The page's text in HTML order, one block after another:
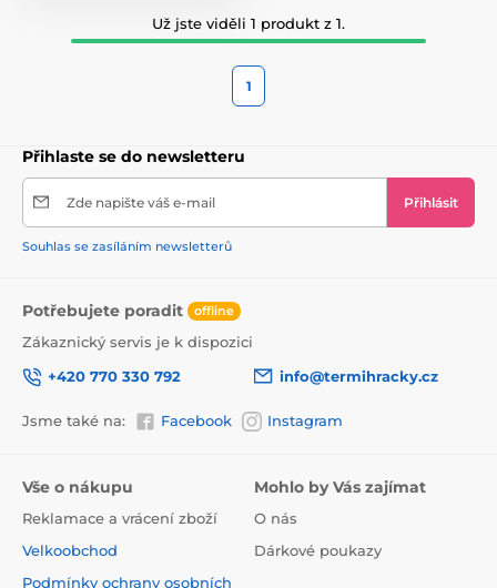
Už jste viděli 1 produkt z 1.
1
Přihlaste se do newsletteru
Zde napište váš e-mail Přihlásit
Souhlas se zasíláním newsletterů
Potřebujete poradit offline
Zákaznický servis je k dispozici
+420 770 330 792
info@termihracky.cz
Jsme také na: Facebook Instagram
Vše o nákupu
Reklamace a vrácení zboží
Velkoobchod
Podmínky ochrany osobních
Mohlo by Vás zajímat
O nás
Dárkové poukazy